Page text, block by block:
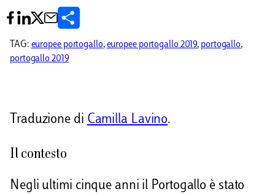
TAG: europee portogallo, europee portogallo 2019, portogallo,
portogallo 2019
Traduzione di Camilla Lavino.
Il contesto
Negli ultimi cinque anni il Portogallo è stato